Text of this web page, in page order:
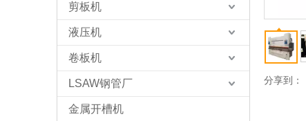
剪板机
液压机
卷板机
LSAW钢管厂
金属开槽机
分享到：